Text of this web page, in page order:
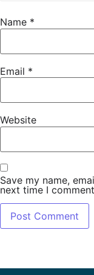
Suivez le
froid, la
Départ et
donc
Pour
Comme
Name *
Email *
Website
Save my name,
next time I